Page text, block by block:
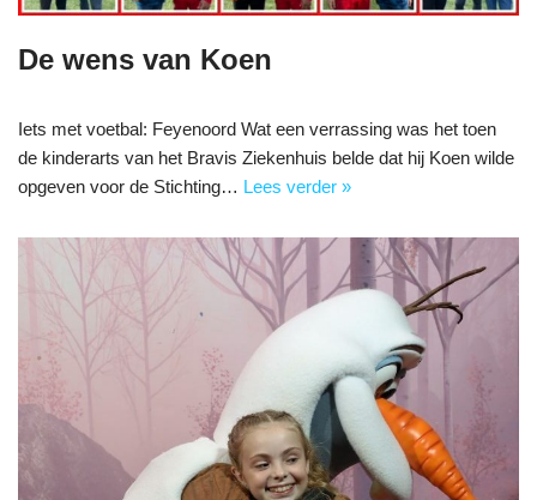
De wens van Koen
Iets met voetbal: Feyenoord Wat een verrassing was het toen
de kinderarts van het Bravis Ziekenhuis belde dat hij Koen wilde
opgeven voor de Stichting… Lees verder »